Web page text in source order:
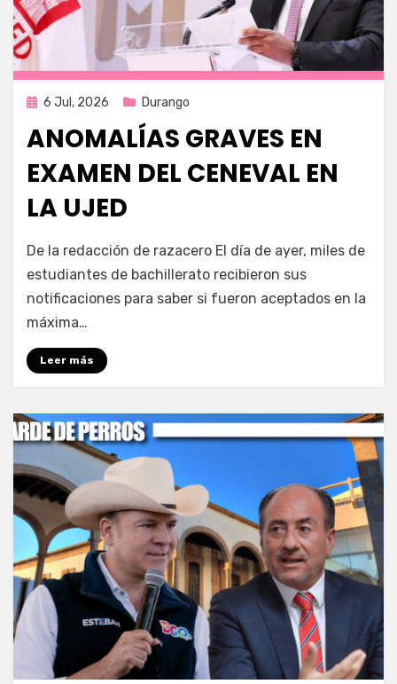
Publicada
6 Jul, 2026 Durango
ANOMALÍAS GRAVES EN
EXAMEN DEL CENEVAL EN
LA UJED
por Fernando Miranda Servín
De la redacción de razacero El día de ayer, miles de
estudiantes de bachillerato recibieron sus
notificaciones para saber si fueron aceptados en la
máxima…
Leer más